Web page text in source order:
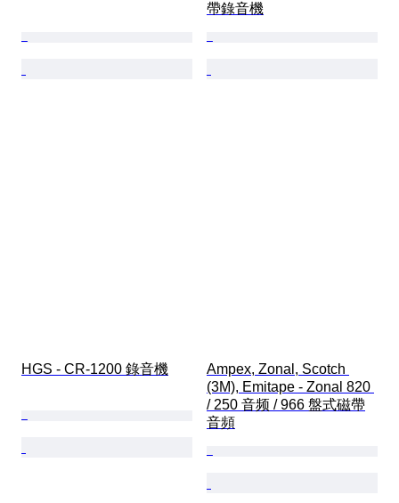
帶錄音機
HGS - CR-1200 錄音機
Ampex, Zonal, Scotch
(3M), Emitape - Zonal 820
/ 250 音频 / 966 盤式磁帶
音頻